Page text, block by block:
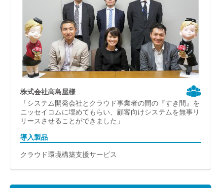
株式会社高島屋様
「システム開発会社とクラウド事業者の間の『すき間』を
ニッセイコムに埋めてもらい、顧客向けシステムを無事リ
リースさせることができました」
導入製品
クラウド環境構築支援サービス